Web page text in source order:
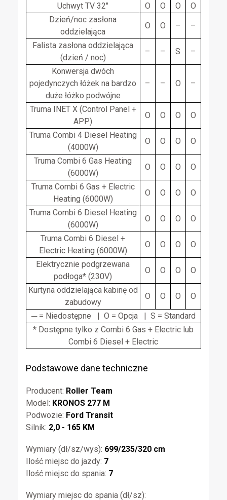
Uchwyt TV 32″
O O O
O
Dzień/noc zasłona
oddzielająca
O O – –
Falista zasłona oddzielająca
(dzień / noc)
– – S –
Konwersja dwóch
pojedynczych łóżek na bardzo
duże łóżko podwójne
– – O –
Truma INET X (Control Panel +
APP)
O O O O
Truma Combi 4 Diesel Heating
(4000W)
O O O O
Truma Combi 6 Gas Heating
(6000W)
O O O O
Truma Combi 6 Gas + Electric
Heating (6000W)
O O O O
Truma Combi 6 Diesel Heating
(6000W)
O O O O
Truma Combi 6 Diesel +
Electric Heating (6000W)
O O O O
Elektrycznie podgrzewana
podłoga* (230V)
O O O O
Kurtyna oddzielająca kabinę od
zabudowy
O O O O
─ = Niedostępne | O = Opcja | S = Standard
* Dostępne tylko z Combi 6 Gas + Electric lub
Combi 6 Diesel + Electric
Podstawowe dane techniczne
Producent: Roller Team
Model: KRONOS 277 M
Podwozie: Ford Transit
Silnik: 2,0 - 165 KM
Wymiary (dł/sz/wys): 699/235/320 cm
Ilość miejsc do jazdy: 7
Ilość miejsc do spania: 7
Wymiary miejsc do spania (dł/sz):